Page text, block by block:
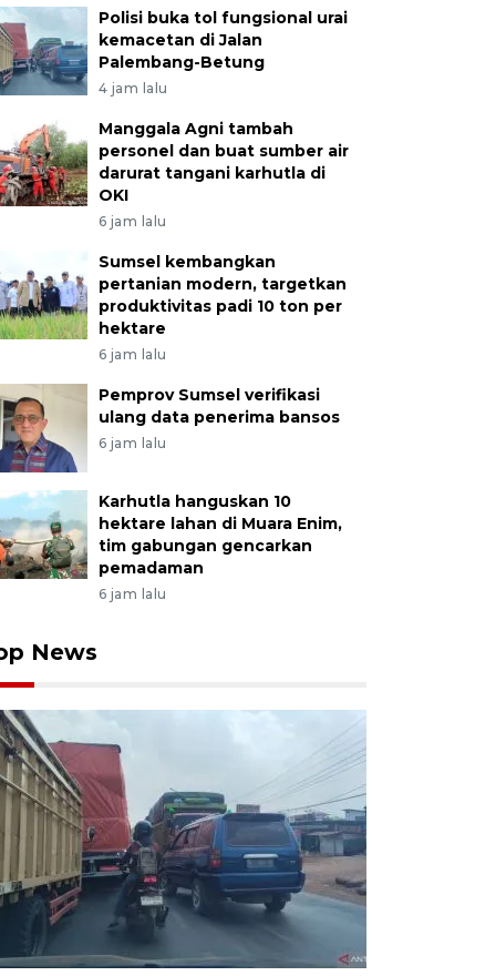
Polisi buka tol fungsional urai
kemacetan di Jalan
Palembang-Betung
4 jam lalu
Manggala Agni tambah
personel dan buat sumber air
darurat tangani karhutla di
OKI
6 jam lalu
Sumsel kembangkan
pertanian modern, targetkan
produktivitas padi 10 ton per
hektare
6 jam lalu
Pemprov Sumsel verifikasi
ulang data penerima bansos
6 jam lalu
Karhutla hanguskan 10
hektare lahan di Muara Enim,
tim gabungan gencarkan
pemadaman
6 jam lalu
News